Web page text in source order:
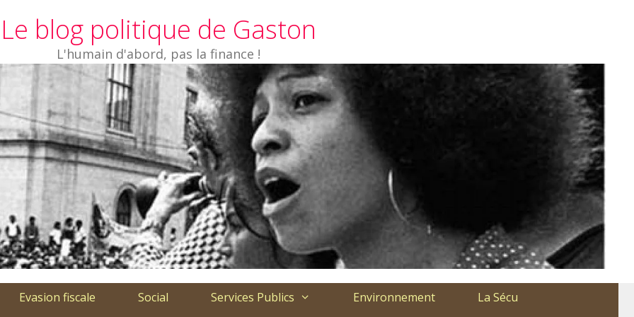
Le blog politique de Gaston
L'humain d'abord, pas la finance !
Evasion fiscale Social Services Publics Environnement
La Sécu